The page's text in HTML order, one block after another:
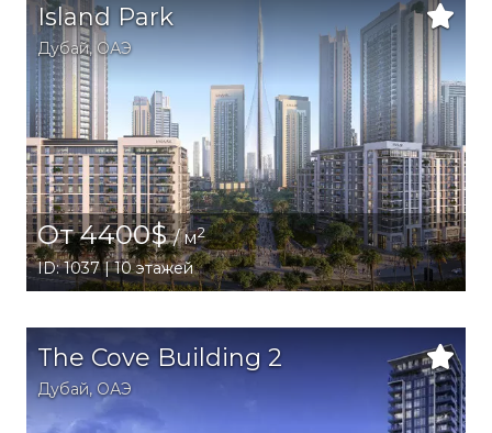
Island Park
Дубай,ОАЭ
От 4400$/ м2
ID: 1037 | 10 этажей
The Cove Building 2
Дубай, ОАЭ